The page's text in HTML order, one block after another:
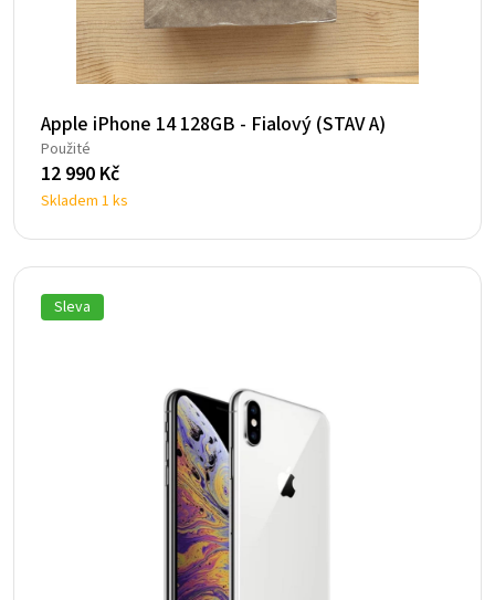
Apple iPhone 14 128GB - Fialový (STAV A)
Použité
12 990 Kč
Skladem 1 ks
Sleva